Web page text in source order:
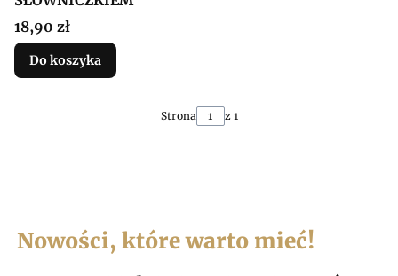
Cena
18,90 zł
Do koszyka
Strona z 1
Nowości, które warto mieć!